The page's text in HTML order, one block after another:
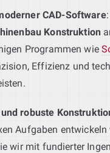
CAD-Software:
Konstruktion
Programmen wie
Effizienz und
robuste
Aufgaben
wir mit fundierter